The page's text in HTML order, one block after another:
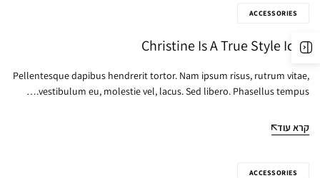
ACCESSORIES
Christine Is A True Style Icon
Pellentesque dapibus hendrerit tortor. Nam ipsum risus, rutrum vitae,
vestibulum eu, molestie vel, lacus. Sed libero. Phasellus tempus.…
קרא עוד
ACCESSORIES